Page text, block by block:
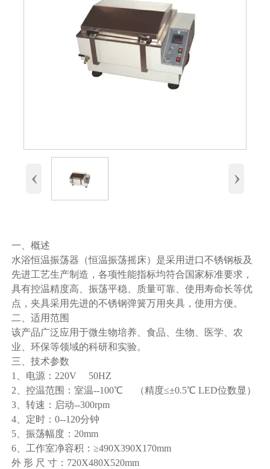
‹ ›
一、概述
水浴恒温振荡器（恒温振荡摇床）是采用进口不锈钢板及
先进工艺生产制造，各项性能指标均符合国家标准要求，
具有控温精度高、振荡平稳、质量可靠、使用寿命长等优
点，夹具采用先进的不锈钢弹簧万用夹具，使用方便。
二、适用范围
该产品广泛应用于微生物培养、食品、生物、医学、农
业、环保等领域的科研和实验。
三、技术参数
1、电源：220V 50HZ
2、控温范围：室温--100℃ （精度≤±0.5℃ LED位数显）
3、转速：启动--300rpm
4、定时：0--120分钟
5、振荡幅度：20mm
6、工作室净容积：≥490X390X170mm
外 形 尺 寸：720X480X520mm